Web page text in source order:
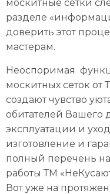
москитные сетки
разделе
доверить этот
мастерам.
Неоспоримая
москитных сеток от
создают чувство
обитателей Вашего
эксплуатации и
изготовление и
полный перечень
работы ТМ
Вот уже на